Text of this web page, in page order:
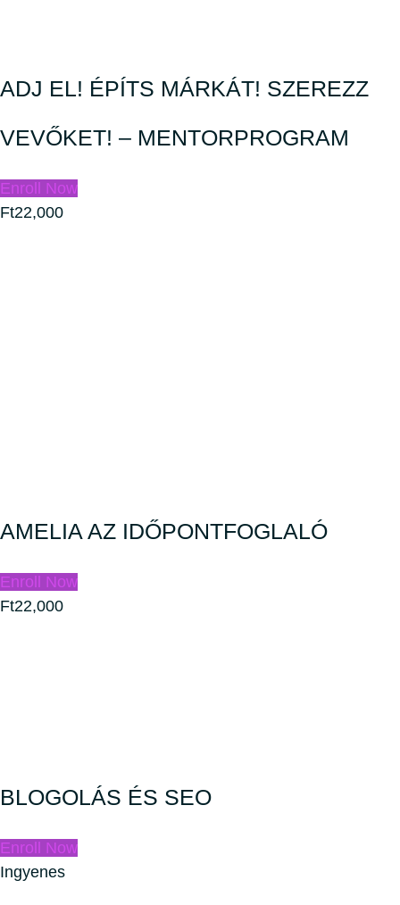
ADJ EL! ÉPÍTS MÁRKÁT! SZEREZZ
VEVŐKET! – MENTORPROGRAM
Enroll Now
Ft22,000
AMELIA AZ IDŐPONTFOGLALÓ
Enroll Now
Ft22,000
BLOGOLÁS ÉS SEO
Enroll Now
Ingyenes